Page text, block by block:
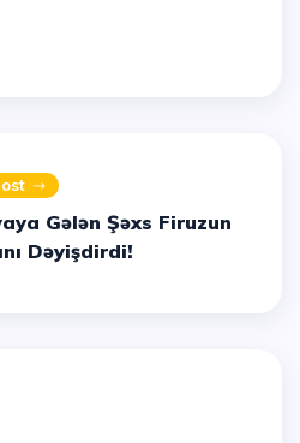
Gələn Şəxs Firuzun
Dəyişdirdi!